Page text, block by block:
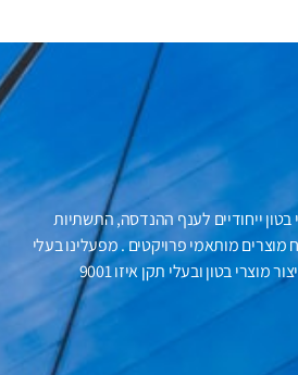
בטון ייחודיים לענף ההנדסה, התשתיות
מותאמי פרויקטים . מפעלינו בעלי
בטון ובעלי תקן איזו 9001